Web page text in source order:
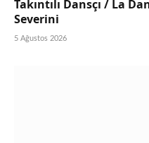
Takıntılı Dansçı / La
Severini
5 Ağustos 2026